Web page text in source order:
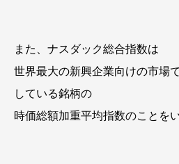
また、ナスダック総合指数は
世界最大の新興企業向けの市場
している銘柄の
時価総額加重平均指数のことを